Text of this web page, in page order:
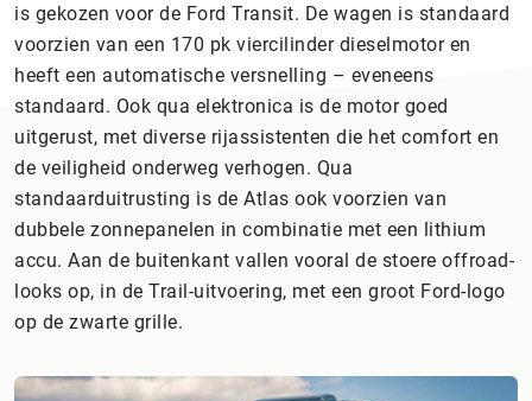
is gekozen voor de Ford Transit. De wagen is standaard
voorzien van een 170 pk viercilinder dieselmotor en
heeft een automatische versnelling – eveneens
standaard. Ook qua elektronica is de motor goed
uitgerust, met diverse rijassistenten die het comfort en
de veiligheid onderweg verhogen. Qua
standaarduitrusting is de Atlas ook voorzien van
dubbele zonnepanelen in combinatie met een lithium
accu. Aan de buitenkant vallen vooral de stoere offroad-
looks op, in de Trail-uitvoering, met een groot Ford-logo
op de zwarte grille.